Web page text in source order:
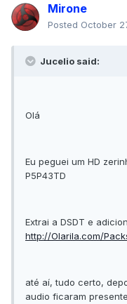
Mirone
Posted October
Jucelio said:
Olá
Eu peguei um HD
P5P43TD
Extrai a DSDT e
http://Olarila.com/
até aí, tudo certo,
audio ficaram